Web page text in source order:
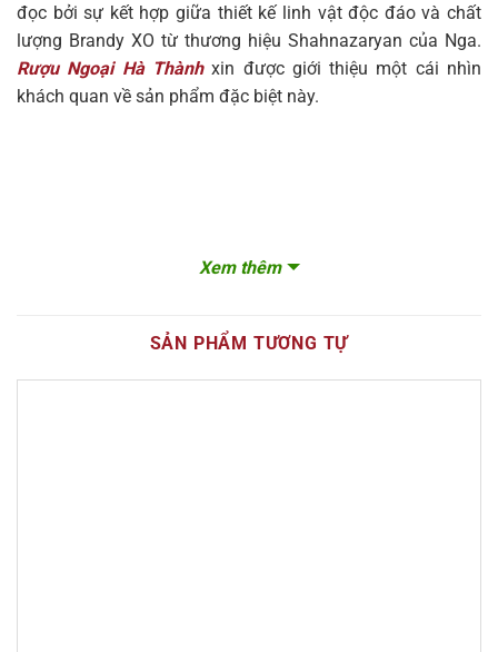
đọc bởi sự kết hợp giữa thiết kế linh vật độc đáo và chất
lượng Brandy XO từ thương hiệu Shahnazaryan của Nga.
Rượu Ngoại Hà Thànhxin được giới thiệu một cái nhìn
khách quan về sản phẩm đặc biệt này.
Xem thêm
SẢN PHẨM TƯƠNG TỰ